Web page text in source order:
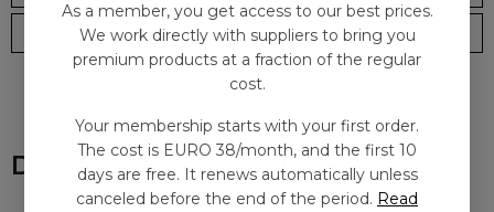
Leveranstid: 2-10 dagar Frakt EURO 4
Du kanske också gillar
As a member, you get access to our best prices.
We work directly with suppliers to bring you
premium products at a fraction of the regular
cost.
Your membership starts with your first order.
The cost is EURO 38/month, and the first 10
days are free. It renews automatically unless
canceled before the end of the period. Read